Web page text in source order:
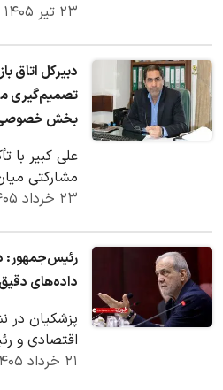
علیه ایران
۲۳ تیر ۱۴۰۵
دبیرکل اتاق
تصمیم‌گیری
بخش خصوصی
اقتصادی است
علی کبیر با
مشارکتی
گفت درک
۲۳ خرداد ۱۴۰۵
رئیس‌جمهور:
داده‌های
پزشکیان در
اقتصادی و
مالیاتی، بر
۲۱ خرداد ۱۴۰۵